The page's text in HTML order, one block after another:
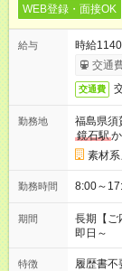
WEB登録・面接OK
給与
時給
交通
交通費
勤務地
福島県須
鏡石駅
素材
勤務時間
期間
長期【ご
即日～
特徴 履歴書不